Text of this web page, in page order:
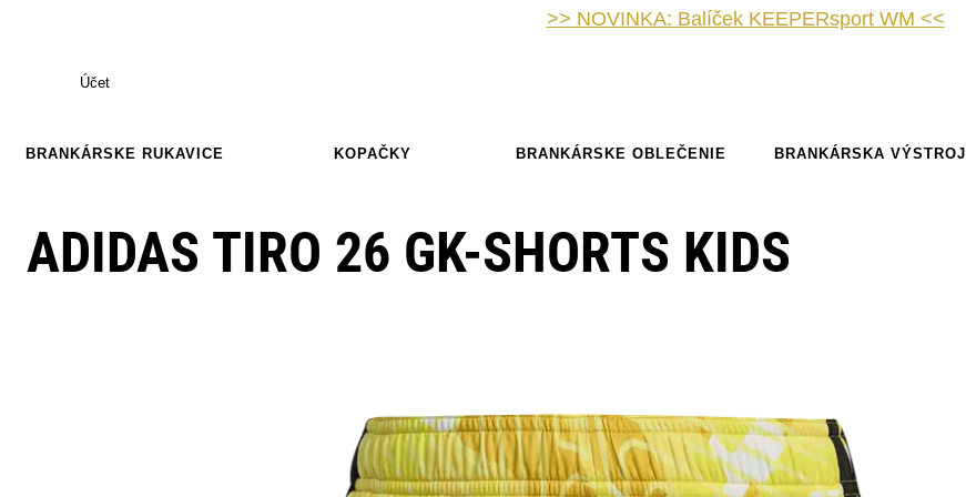
>> NOVINKA: Balíček KEEPERsport WM <<
Účet
BRANKÁRSKE RUKAVICE KOPAČKY BRANKÁRSKE OBLEČENIE BRANKÁRSKA VÝSTROJ
ADIDAS TIRO 26 GK-SHORTS KIDS